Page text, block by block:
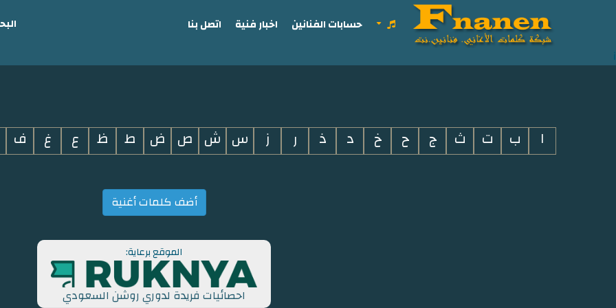
i
حسابات الفنانين اخبار فنية اتصل بنا
ا ب ت ث ج ح خ د ذ ر ز س ش ص ض ط ظ ع غ ف
أضف كلمات أغنية
الموقع برعاية:
احصائيات فريدة لدوري روشن السعودي